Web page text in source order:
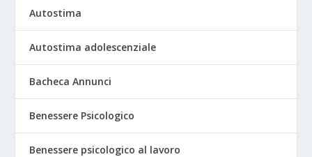
Autostima
Autostima adolescenziale
Bacheca Annunci
Benessere Psicologico
Benessere psicologico al lavoro